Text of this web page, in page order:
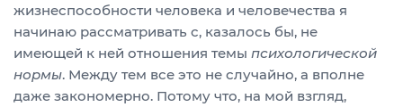
жизнеспособности человека и человечества я
начинаю рассматривать с, казалось бы, не
имеющей к ней отношения темы психологической
нормы. Между тем все это не случайно, а вполне
даже закономерно. Потому что, на мой взгляд,